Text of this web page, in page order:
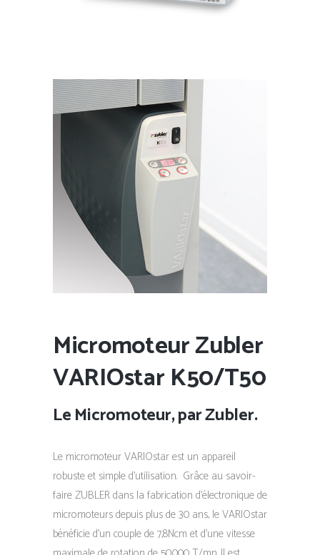
Micromoteur Zubler
VARIOstar K50/T50
Le Micromoteur, par Zubler.
Le micromoteur VARIOstar est un appareil
robuste et simple d’utilisation. Grâce au savoir-
faire ZUBLER dans la fabrication d’électronique de
micromoteurs depuis plus de 30 ans, le VARIOstar
bénéficie d’un couple de 7,8Ncm et d’une vitesse